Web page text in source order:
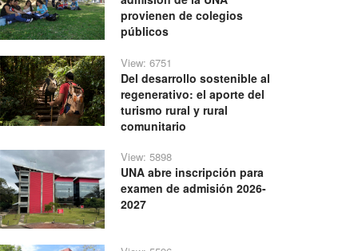
provienen de colegios
públicos
View: 6751
Del desarrollo sostenible al
regenerativo: el aporte del
turismo rural y rural
comunitario
View: 5898
UNA abre inscripción para
examen de admisión 2026-
2027